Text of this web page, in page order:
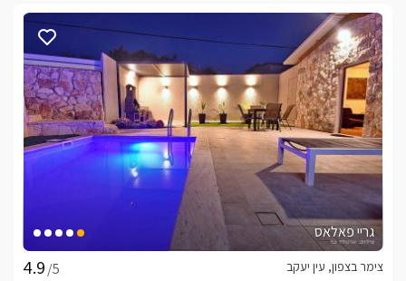
גריי פאלאס
/5
צימר בצפון, עין יעקב